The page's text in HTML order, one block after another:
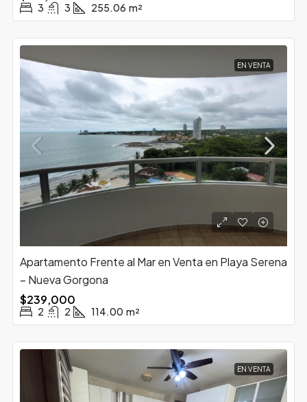
3 3 255.06 m²
EN VENTA
Apartamento Frente al Mar en Venta en Playa Serena
– Nueva Gorgona
$239,000
2 2 114.00 m²
EN VENTA